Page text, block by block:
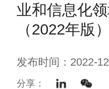
业和信息化
（2022年版）
发布时间：2022-
分享：